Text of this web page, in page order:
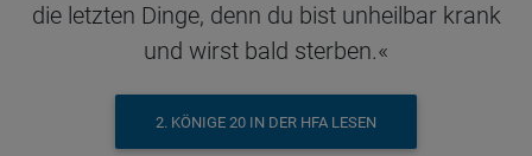
die letzten Dinge, denn du bist unheilbar krank
und wirst bald sterben.«
2. KÖNIGE 20 IN DER HFA LESEN